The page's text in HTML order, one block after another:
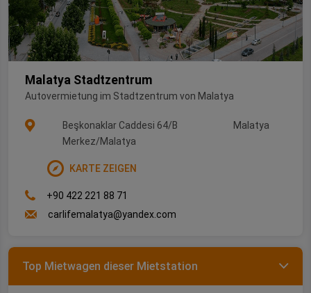
Malatya Stadtzentrum
Autovermietung im Stadtzentrum von Malatya
Beşkonaklar Caddesi 64/B
Merkez/Malatya
Malatya
KARTE ZEIGEN
+90 422 221 88 71
carlifemalatya@yandex.com
Top Mietwagen dieser Mietstation